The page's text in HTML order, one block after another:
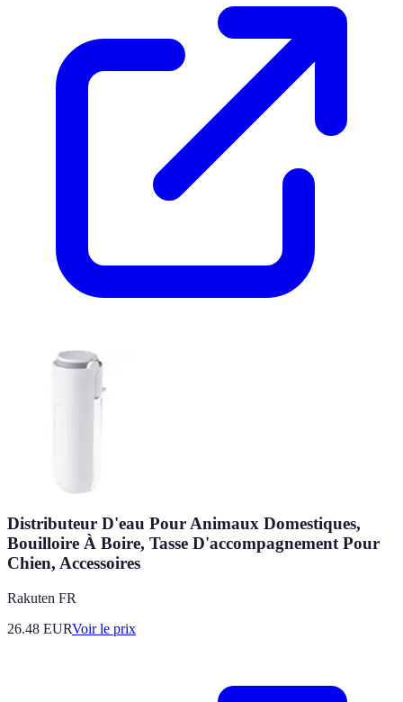
Distributeur D'eau Pour Animaux Domestiques,
Bouilloire À Boire, Tasse D'accompagnement Pour
Chien, Accessoires
Rakuten FR
26.48 EURVoir le prix